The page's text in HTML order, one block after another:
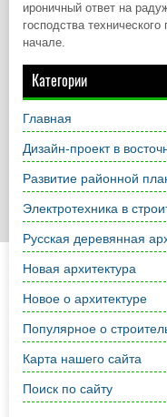
ироничный ответ на
господства
начале.
Категории
Главная
Дизайн-проект в
Развитие районной
Электротехника в
Русская деревянная
Новая архитектура
Новое о архитектуре
Популярное о
Карта нашего сайта
Поиск по сайту